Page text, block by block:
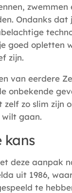
zwemmen
Ondanks dat
goed opletten
zijn.
van eerdere
onbekende
zelf zo slim zijn
wilt gaan.
kans
deze aanpak
uit 1986,
te